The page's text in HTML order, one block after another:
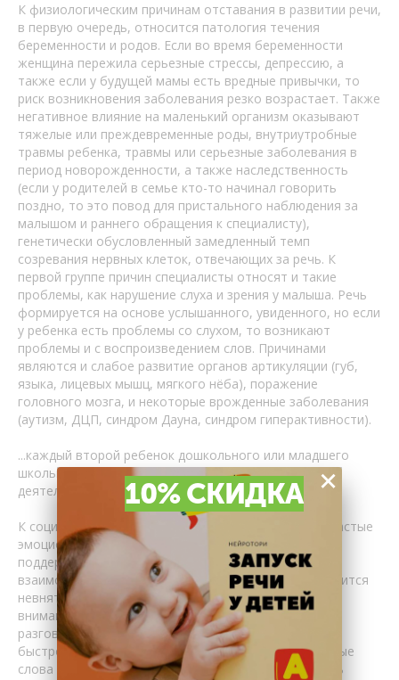
К физиологическим причинам отставания в развитии речи,
в первую очередь, относится патология течения
беременности и родов. Если во время беременности
женщина пережила серьезные стрессы, депрессию, а
также если у будущей мамы есть вредные привычки, то
риск возникновения заболевания резко возрастает. Также
негативное влияние на маленький организм оказывают
тяжелые или преждевременные роды, внутриутробные
травмы ребенка, травмы или серьезные заболевания в
период новорожденности, а также наследственность
(если у родителей в семье кто-то начинал говорить
поздно, то это повод для пристального наблюдения за
малышом и раннего обращения к специалисту),
генетически обусловленный замедленный темп
созревания нервных клеток, отвечающих за речь. К
первой группе причин специалисты относят и такие
проблемы, как нарушение слуха и зрения у малыша. Речь
формируется на основе услышанного, увиденного, но если
у ребенка есть проблемы со слухом, то возникают
проблемы и с воспроизведением слов. Причинами
являются и слабое развитие органов артикуляции (губ,
языка, лицевых мышц, мягкого нёба), поражение
головного мозга, и некоторые врожденные заболевания
(аутизм, ДЦП, синдром Дауна, синдром гиперактивности).
...каждый второй ребенок дошкольного или младшего
школьного возраста имеет отклонения в речевой
деятельности.
К социальным факторам нейропсихологи относят частые
эмоциональные стрессы, поэтому очень важно
поддерживать в семье гармоничную атмосферу
взаимоотношений. К это группе причин также относится
невнятная речь окружающих людей, недостаточное
внимание к ребенку, когда ему просто не с кем
разговаривать, или же взрослые говорят настолько
быстро, что малыш не успевает вычленить отдельные
слова и, в конце концов, перестает пытаться понять
10% СКИДКА ×